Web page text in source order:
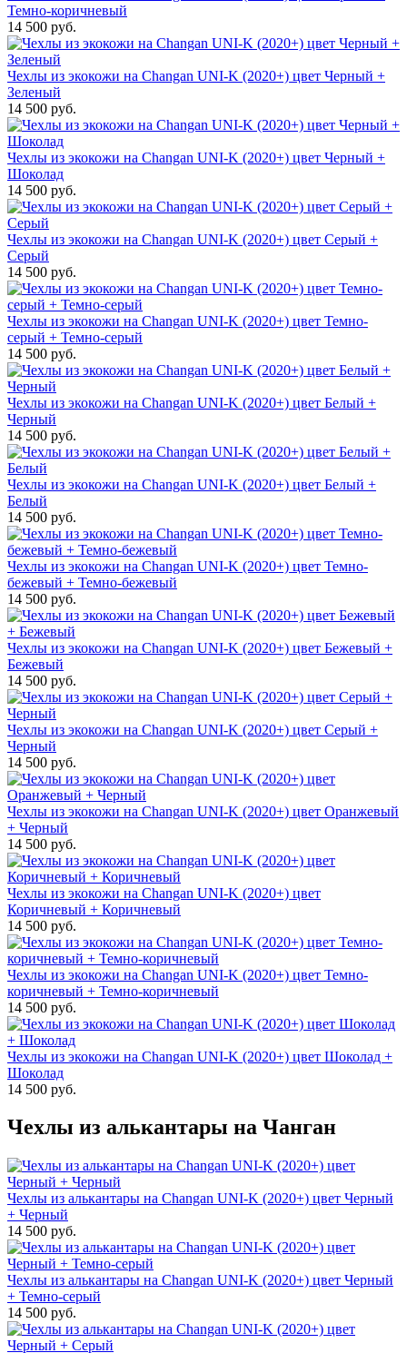
Темно-коричневый
14 500 руб.
Чехлы из экокожи на Changan UNI-K (2020+) цвет Черный +
Зеленый
14 500 руб.
Чехлы из экокожи на Changan UNI-K (2020+) цвет Черный +
Шоколад
14 500 руб.
Чехлы из экокожи на Changan UNI-K (2020+) цвет Серый +
Серый
14 500 руб.
Чехлы из экокожи на Changan UNI-K (2020+) цвет Темно-
серый + Темно-серый
14 500 руб.
Чехлы из экокожи на Changan UNI-K (2020+) цвет Белый +
Черный
14 500 руб.
Чехлы из экокожи на Changan UNI-K (2020+) цвет Белый +
Белый
14 500 руб.
Чехлы из экокожи на Changan UNI-K (2020+) цвет Темно-
бежевый + Темно-бежевый
14 500 руб.
Чехлы из экокожи на Changan UNI-K (2020+) цвет Бежевый +
Бежевый
14 500 руб.
Чехлы из экокожи на Changan UNI-K (2020+) цвет Серый +
Черный
14 500 руб.
Чехлы из экокожи на Changan UNI-K (2020+) цвет Оранжевый
+ Черный
14 500 руб.
Чехлы из экокожи на Changan UNI-K (2020+) цвет
Коричневый + Коричневый
14 500 руб.
Чехлы из экокожи на Changan UNI-K (2020+) цвет Темно-
коричневый + Темно-коричневый
14 500 руб.
Чехлы из экокожи на Changan UNI-K (2020+) цвет Шоколад +
Шоколад
14 500 руб.
Чехлы из алькантары на Чанган
Чехлы из алькантары на Changan UNI-K (2020+) цвет Черный
+ Черный
14 500 руб.
Чехлы из алькантары на Changan UNI-K (2020+) цвет Черный
+ Темно-серый
14 500 руб.